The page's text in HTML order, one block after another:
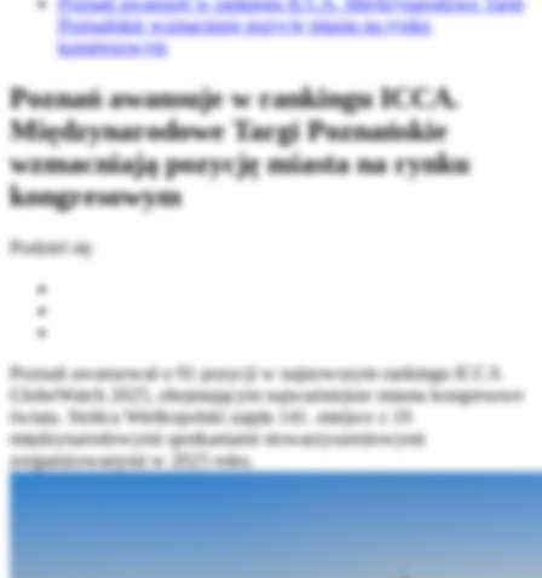
Poznańskie wzmacniają pozycję miasta na rynku
kongresowym
Poznań awansuje w rankingu ICCA.
Międzynarodowe Targi Poznańskie
wzmacniają pozycję miasta na rynku
kongresowym
Podziel się
Poznań awansował o 91 pozycji w najnowszym rankingu ICCA
GlobeWatch 2025, obejmującym najważniejsze miasta kongresowe
świata. Stolica Wielkopolski zajęła 141. miejsce z 19
międzynarodowymi spotkaniami stowarzyszeniowymi
zorganizowanymi w 2025 roku.